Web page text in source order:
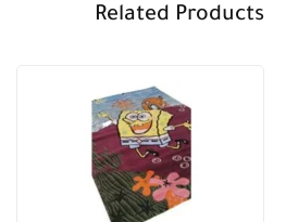
Related Products